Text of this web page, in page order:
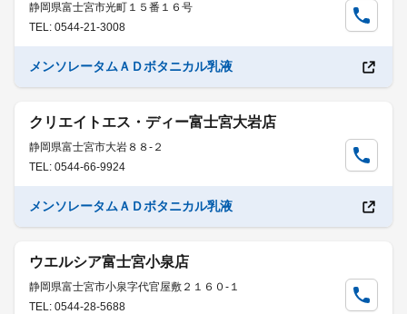
静岡県富士宮市光町１５番１６号
TEL: 0544-21-3008
メンソレータムＡＤボタニカル乳液
クリエイトエス・ディー富士宮大岩店
静岡県富士宮市大岩８８-２
TEL: 0544-66-9924
メンソレータムＡＤボタニカル乳液
ウエルシア富士宮小泉店
静岡県富士宮市小泉字代官屋敷２１６０-１
TEL: 0544-28-5688